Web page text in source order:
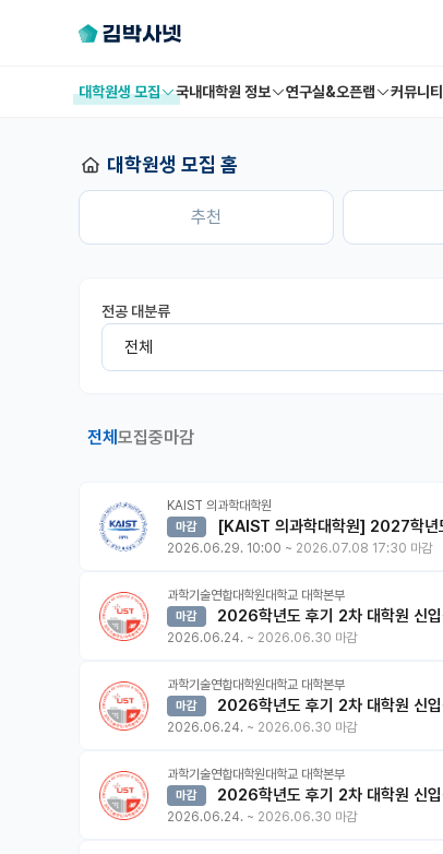
대학원생 모집 국내대학원 정보 연구실&오픈랩 커뮤니티
대학원생 모집 홈
추천
전공 대분류
전체 모집중마감
KAIST 의과학대학원
마감 [KAIST 의과학대학원] 2027학년
2026.06.29. 10:00 ~ 2026.07.08 17:30 마감
과학기술연합대학원대학교 대학본부
마감 2026학년도 후기 2차 대학원 신입
2026.06.24. ~ 2026.06.30 마감
과학기술연합대학원대학교 대학본부
마감 2026학년도 후기 2차 대학원 신입
2026.06.24. ~ 2026.06.30 마감
과학기술연합대학원대학교 대학본부
마감 2026학년도 후기 2차 대학원 신입
2026.06.24. ~ 2026.06.30 마감